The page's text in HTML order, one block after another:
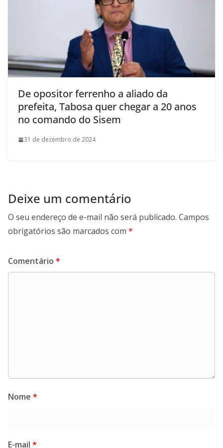
De opositor ferrenho a aliado da
prefeita, Tabosa quer chegar a 20 anos
no comando do Sisem
31 de dezembro de 2024
Deixe um comentário
O seu endereço de e-mail não será publicado. Campos
obrigatórios são marcados com *
Comentário *
Nome *
E-mail *